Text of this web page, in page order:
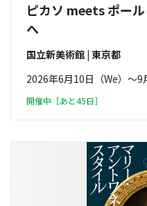
ピカソ meets ポー
へ
国立新美術館 | 東京都
2026年6月10日（We）〜9
開催中［あと45日］